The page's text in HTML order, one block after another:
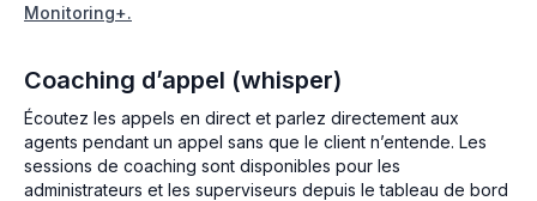
Monitoring+.
Coaching d’appel (whisper)
Écoutez les appels en direct et parlez directement aux
agents pendant un appel sans que le client n’entende. Les
sessions de coaching sont disponibles pour les
administrateurs et les superviseurs depuis le tableau de bord